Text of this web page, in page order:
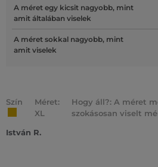
A méret egy kicsit nagyobb, mint
amit általában viselek
A méret sokkal nagyobb, mint
amit viselek
Szín
Méret:
XL
Hogy áll?: A méret
szokásosan viselt
István R.